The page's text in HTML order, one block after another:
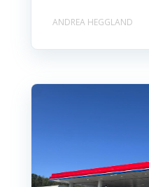
ANDREA HEGGLAND